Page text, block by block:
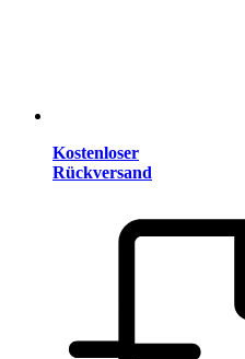
Kostenloser
Rückversand